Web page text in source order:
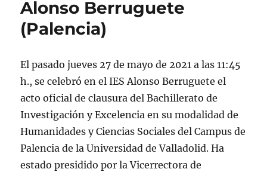
Alonso Berruguete
(Palencia)
El pasado jueves 27 de mayo de 2021 a las 11:45
h., se celebró en el IES Alonso Berruguete el
acto oficial de clausura del Bachillerato de
Investigación y Excelencia en su modalidad de
Humanidades y Ciencias Sociales del Campus de
Palencia de la Universidad de Valladolid. Ha
estado presidido por la Vicerrectora de